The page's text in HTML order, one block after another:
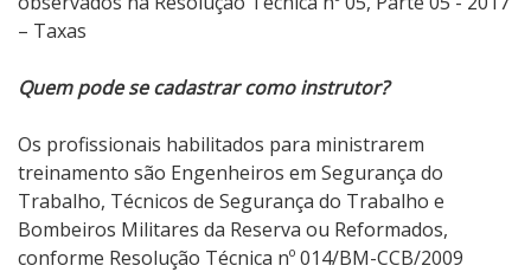
– Taxas
Quem pode se cadastrar como instrutor?
Os profissionais habilitados para ministrarem
treinamento são Engenheiros em Segurança do
Trabalho, Técnicos de Segurança do Trabalho e
Bombeiros Militares da Reserva ou Reformados,
conforme Resolução Técnica nº 014/BM-CCB/2009